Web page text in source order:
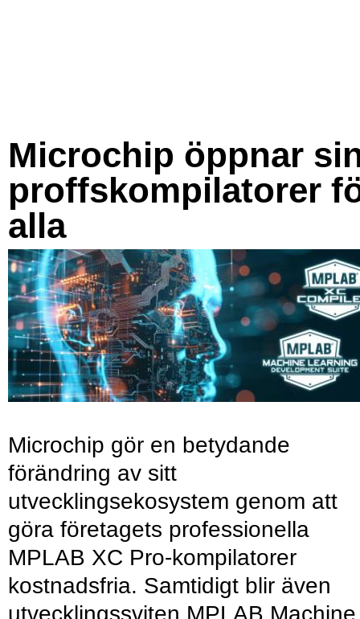
Microchip öppnar
proffskompilatorer
alla
Microchip gör en betydande
förändring av sitt
utvecklingsekosystem genom att
göra företagets professionella
MPLAB XC Pro-kompilatorer
kostnadsfria. Samtidigt blir även